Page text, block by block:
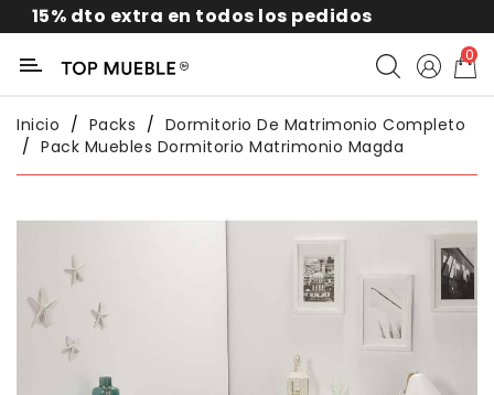
dto extra en todos los pedidos
Categoría
Exterior
Sofás
Salón
Comedor
0
Inicio Packs
Dormitorio De Matrimonio Completo
Pack Muebles Dormitorio Matrimonio Magda